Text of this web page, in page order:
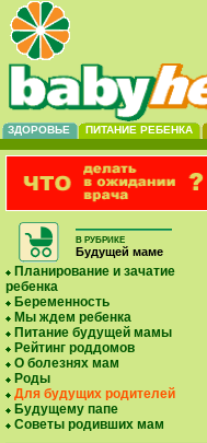
ЗДОРОВЬЕ ПИТАНИЕ РЕБЕНКА
В РУБРИКЕ
Будущей маме
Планирование и зачатие
ребенка
Беременность
Мы ждем ребенка
Питание будущей мамы
Рейтинг роддомов
О болезнях мам
Роды
Для будущих родителей
Будущему папе
Советы родивших мам